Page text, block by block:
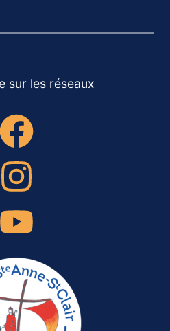
sur les réseaux